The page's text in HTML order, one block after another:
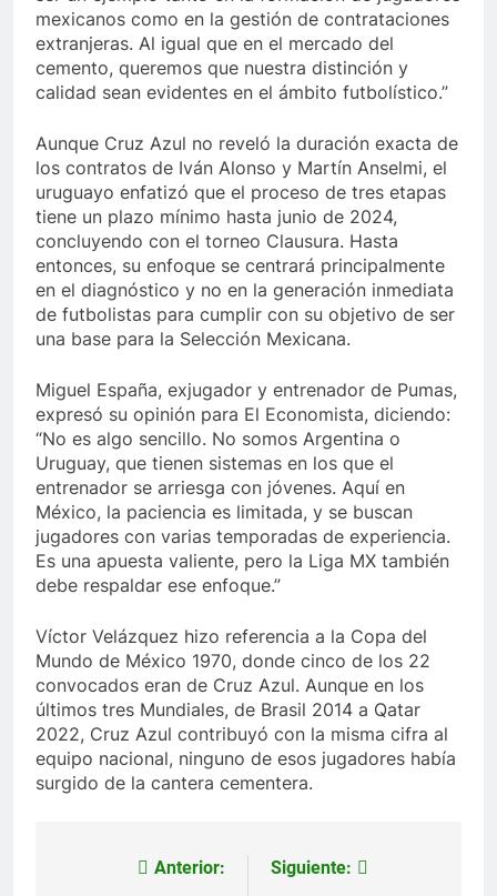
mexicanos como en la gestión de contrataciones
extranjeras. Al igual que en el mercado del
cemento, queremos que nuestra distinción y
calidad sean evidentes en el ámbito futbolístico.”
Aunque Cruz Azul no reveló la duración exacta de
los contratos de Iván Alonso y Martín Anselmi, el
uruguayo enfatizó que el proceso de tres etapas
tiene un plazo mínimo hasta junio de 2024,
concluyendo con el torneo Clausura. Hasta
entonces, su enfoque se centrará principalmente
en el diagnóstico y no en la generación inmediata
de futbolistas para cumplir con su objetivo de ser
una base para la Selección Mexicana.
Miguel España, exjugador y entrenador de Pumas,
expresó su opinión para El Economista, diciendo:
“No es algo sencillo. No somos Argentina o
Uruguay, que tienen sistemas en los que el
entrenador se arriesga con jóvenes. Aquí en
México, la paciencia es limitada, y se buscan
jugadores con varias temporadas de experiencia.
Es una apuesta valiente, pero la Liga MX también
debe respaldar ese enfoque.”
Víctor Velázquez hizo referencia a la Copa del
Mundo de México 1970, donde cinco de los 22
convocados eran de Cruz Azul. Aunque en los
últimos tres Mundiales, de Brasil 2014 a Qatar
2022, Cruz Azul contribuyó con la misma cifra al
equipo nacional, ninguno de esos jugadores había
surgido de la cantera cementera.
Navegación
Anterior:
Siguiente: